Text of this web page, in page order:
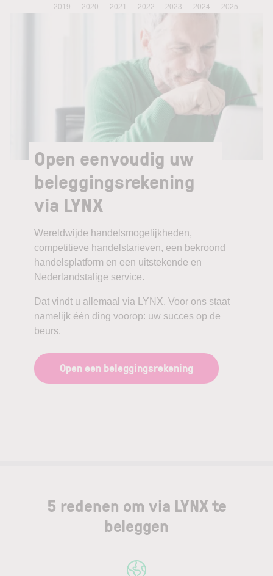
Open eenvoudig uw
beleggingsrekening
via LYNX
Wereldwijde handelsmogelijkheden,
competitieve handelstarieven, een bekroond
handelsplatform en een uitstekende en
Nederlandstalige service.
Dat vindt u allemaal via LYNX. Voor ons staat
namelijk één ding voorop: uw succes op de
beurs.
Open een beleggingsrekening
5 redenen om via LYNX te
beleggen